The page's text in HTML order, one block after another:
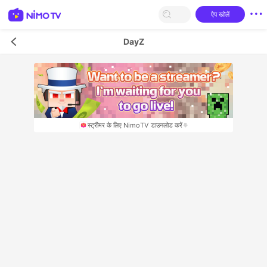
ऐप खोलें
DayZ
स्‍ट्रीमर के लिए NimoTV डाउनलोड करें